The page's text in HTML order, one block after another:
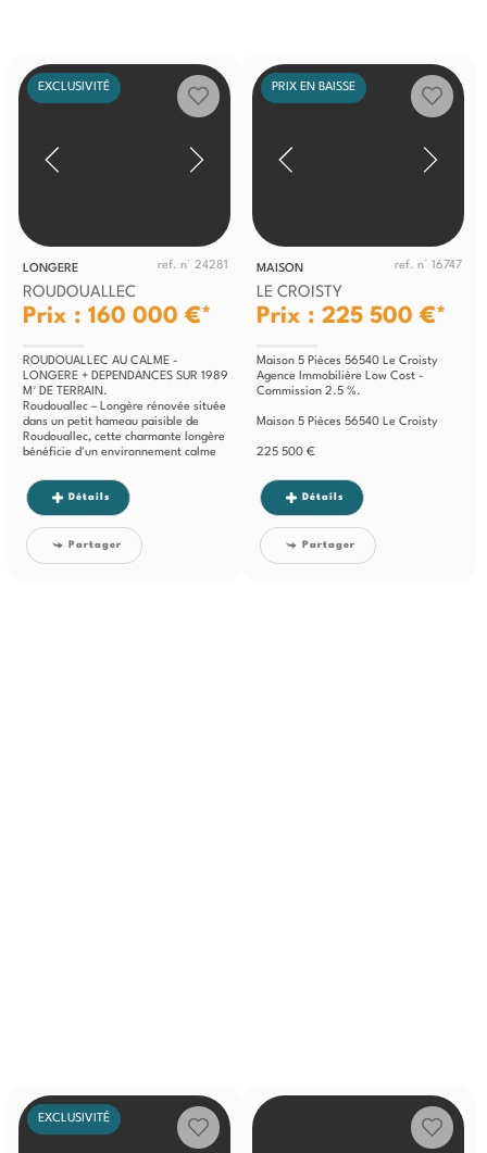
EXCLUSIVITÉ
LONGERE ref. n° 24281
ROUDOUALLEC
Prix : 160 000 €*
ROUDOUALLEC AU CALME -
LONGERE + DEPENDANCES SUR 1989
M² DE TERRAIN.
Roudouallec – Longère rénovée située
dans un petit hameau paisible de
Roudouallec, cette charmante longère
bénéficie d'un environnement calme
Détails
Partager
PRIX EN BAISSE
MAISON ref. n° 16747
LE CROISTY
Prix : 225 500 €*
Maison 5 Pièces 56540 Le Croisty
Agence Immobilière Low Cost -
Commission 2.5 %.
Maison 5 Pièces 56540 Le Croisty
225 500 €
Honoraires : 2,5 % TTC
inclus charge...
Détails
Partager
EXCLUSIVITÉ